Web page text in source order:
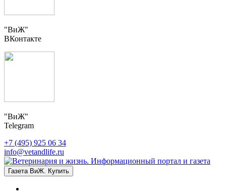
"ВиЖ"
ВКонтакте
"ВиЖ"
Telegram
+7 (495) 925 06 34
info@vetandlife.ru
Газета ВиЖ. Купить